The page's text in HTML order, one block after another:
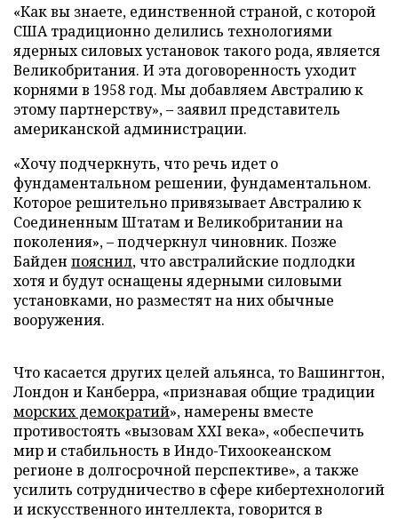
«Как вы знаете, единственной страной, с которой
США традиционно делились технологиями
ядерных силовых установок такого рода, является
Великобритания. И эта договоренность уходит
корнями в 1958 год. Мы добавляем Австралию к
этому партнерству», – заявил представитель
американской администрации.
«Хочу подчеркнуть, что речь идет о
фундаментальном решении, фундаментальном.
Которое решительно привязывает Австралию к
Соединенным Штатам и Великобритании на
поколения», – подчеркнул чиновник. Позже
Байден пояснил, что австралийские подлодки
хотя и будут оснащены ядерными силовыми
установками, но разместят на них обычные
вооружения.
Что касается других целей альянса, то Вашингтон,
Лондон и Канберра, «признавая общие традиции
морских демократий», намерены вместе
противостоять «вызовам XXI века», «обеспечить
мир и стабильность в Индо-Тихоокеанском
регионе в долгосрочной перспективе», а также
усилить сотрудничество в сфере кибертехнологий
и искусственного интеллекта, говорится в